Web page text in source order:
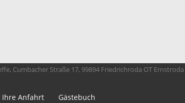
Cumbacher Straße 17, 99894 Friedrichroda OT Ernstroda
Ihre Anfahrt Gästebuch